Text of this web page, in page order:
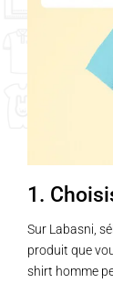
1.
Sur Labasni,
produit que
shirt homme